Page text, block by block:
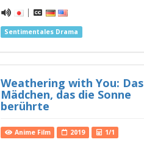
|
Sentimentales Drama
Weathering with You: Das
Mädchen, das die Sonne
berührte
Anime Film 2019 1/1